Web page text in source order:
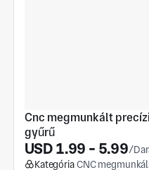
Cnc megmunkált
gyűrű
USD 1.99 - 5.99/
KategóriaCNC